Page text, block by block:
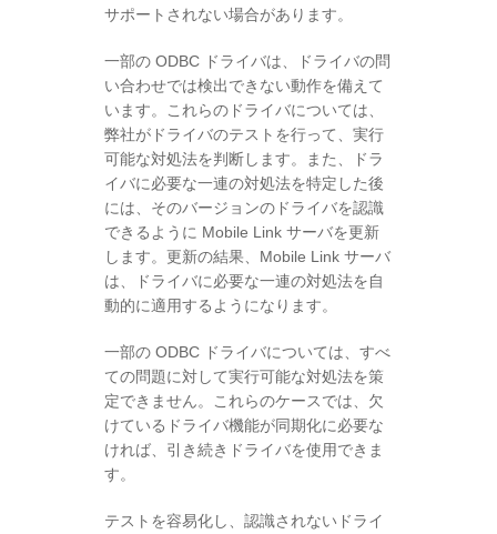
サポートされない場合があります。
一部の ODBC ドライバは、ドライバの問
い合わせでは検出できない動作を備えて
います。これらのドライバについては、
弊社がドライバのテストを行って、実行
可能な対処法を判断します。また、ドラ
イバに必要な一連の対処法を特定した後
には、そのバージョンのドライバを認識
できるように Mobile Link サーバを更新
します。更新の結果、Mobile Link サーバ
は、ドライバに必要な一連の対処法を自
動的に適用するようになります。
一部の ODBC ドライバについては、すべ
ての問題に対して実行可能な対処法を策
定できません。これらのケースでは、欠
けているドライバ機能が同期化に必要な
ければ、引き続きドライバを使用できま
す。
テストを容易化し、認識されないドライ